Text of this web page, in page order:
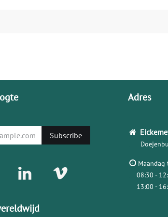
Subscribe
Adres
08:30 -
13:00 -